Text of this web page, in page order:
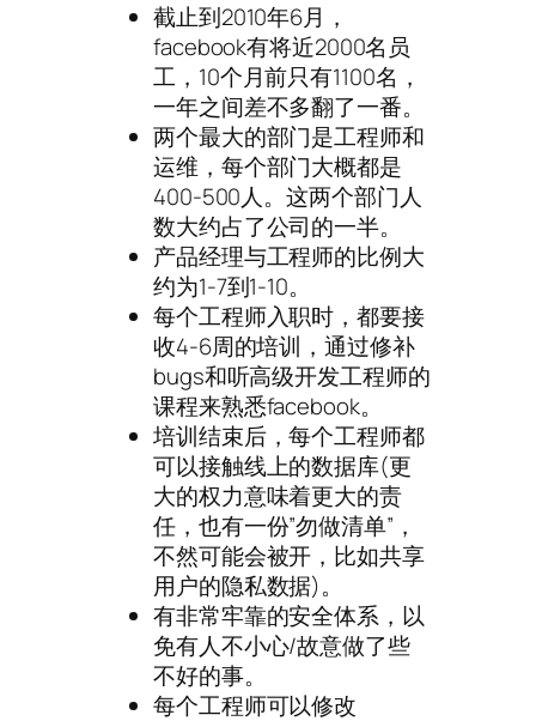
截止到2010年6月，
facebook有将近2000名员
工，10个月前只有1100名，
一年之间差不多翻了一番。
两个最大的部门是工程师和
运维，每个部门大概都是
400-500人。这两个部门人
数大约占了公司的一半。
产品经理与工程师的比例大
约为1-7到1-10。
每个工程师入职时，都要接
收4-6周的培训，通过修补
bugs和听高级开发工程师的
课程来熟悉facebook。
培训结束后，每个工程师都
可以接触线上的数据库(更
大的权力意味着更大的责
任，也有一份”勿做清单”，
不然可能会被开，比如共享
用户的隐私数据)。
有非常牢靠的安全体系，以
免有人不小心/故意做了些
不好的事。
每个工程师可以修改